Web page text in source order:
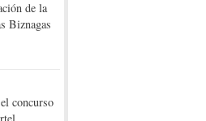
de la
Biznagas
concurso